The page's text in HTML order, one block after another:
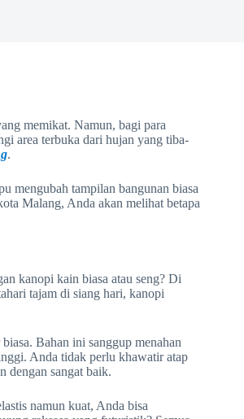
memikat. Namun, bagi para
area terbuka dari hujan yang tiba-
.
mengubah tampilan bangunan biasa
Malang, Anda akan melihat betapa
kanopi kain biasa atau seng? Di
tajam di siang hari, kanopi
Bahan ini sanggup menahan
Anda tidak perlu khawatir atap
dengan sangat baik.
namun kuat, Anda bisa